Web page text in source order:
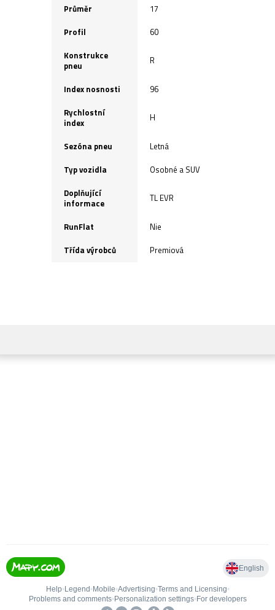
Průměr
17
Profil
60
Konstrukce
pneu
R
Index nosnosti
96
Rychlostní
index
H
Sezóna pneu
Letná
Typ vozidla
Osobné a SUV
Doplňující
informace
TL EVR
RunFlat
Nie
Třída výrobců
Premiová